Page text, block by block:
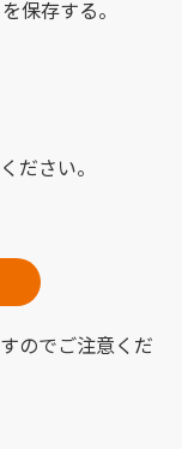
保存する。
ださい。
のでご注意くだ